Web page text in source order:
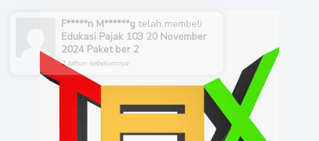
F*****n M******g telah membeli
Edukasi Pajak 103 20 November
2024 Paket ber 2
1 tahun sebelumnya